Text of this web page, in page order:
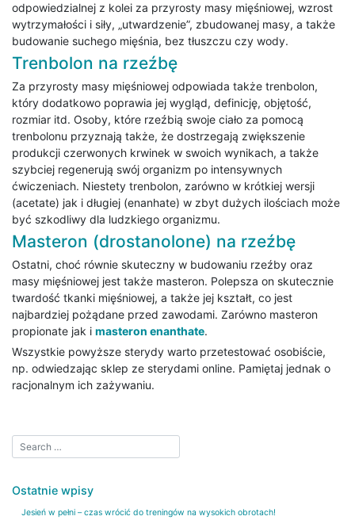
odpowiedzialnej z kolei za przyrosty masy mięśniowej, wzrost
wytrzymałości i siły, „utwardzenie”, zbudowanej masy, a także
budowanie suchego mięśnia, bez tłuszczu czy wody.
Trenbolon na rzeźbę
Za przyrosty masy mięśniowej odpowiada także trenbolon,
który dodatkowo poprawia jej wygląd, definicję, objętość,
rozmiar itd. Osoby, które rzeźbią swoje ciało za pomocą
trenbolonu przyznają także, że dostrzegają zwiększenie
produkcji czerwonych krwinek w swoich wynikach, a także
szybciej regenerują swój organizm po intensywnych
ćwiczeniach. Niestety trenbolon, zarówno w krótkiej wersji
(acetate) jak i długiej (enanhate) w zbyt dużych ilościach może
być szkodliwy dla ludzkiego organizmu.
Masteron (drostanolone) na rzeźbę
Ostatni, choć równie skuteczny w budowaniu rzeźby oraz
masy mięśniowej jest także masteron. Polepsza on skutecznie
twardość tkanki mięśniowej, a także jej kształt, co jest
najbardziej pożądane przed zawodami. Zarówno masteron
propionate jak i masteron enanthate.
Wszystkie powyższe sterydy warto przetestować osobiście,
np. odwiedzając sklep ze sterydami online. Pamiętaj jednak o
racjonalnym ich zażywaniu.
Ostatnie wpisy
Jesień w pełni – czas wrócić do treningów na wysokich obrotach!